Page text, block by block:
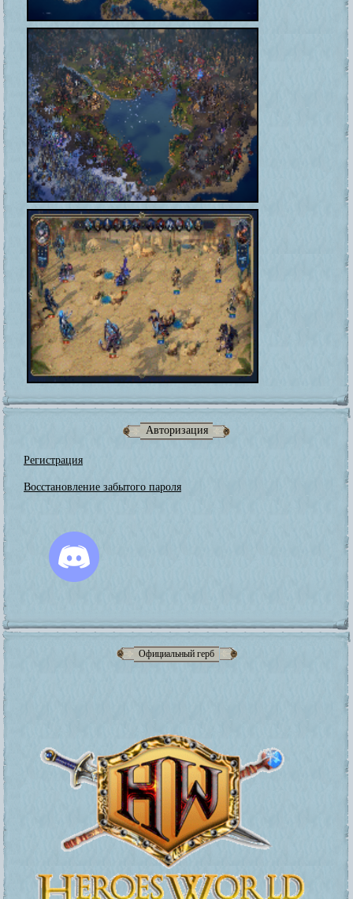
Авторизация
Регистрация
Восстановление забытого пароля
Официальный герб